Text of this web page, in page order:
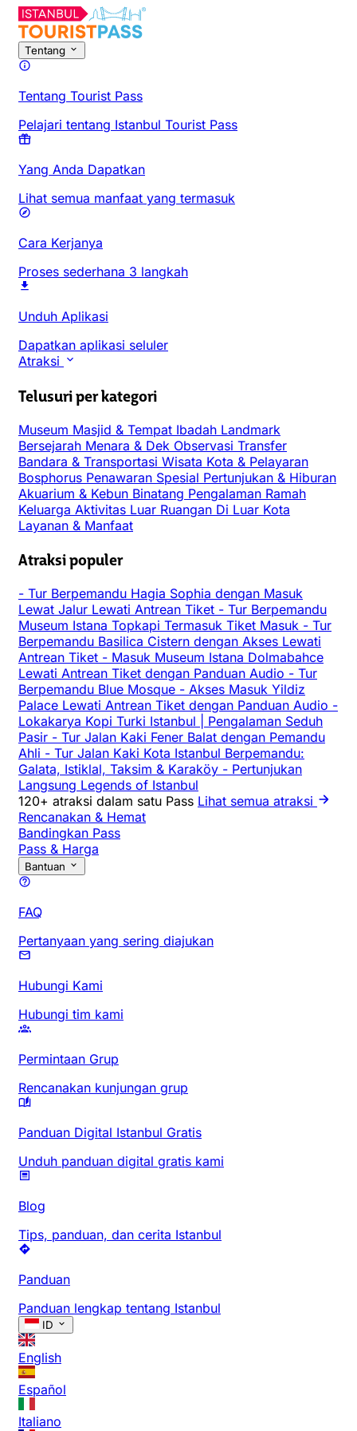
Tentang
Tentang Tourist Pass
Pelajari tentang Istanbul Tourist Pass
Yang Anda Dapatkan
Lihat semua manfaat yang termasuk
Cara Kerjanya
Proses sederhana 3 langkah
Unduh Aplikasi
Dapatkan aplikasi seluler
Atraksi
Telusuri per kategori
Museum Masjid & Tempat Ibadah Landmark
Bersejarah Menara & Dek Observasi Transfer
Bandara & Transportasi Wisata Kota & Pelayaran
Bosphorus Penawaran Spesial Pertunjukan & Hiburan
Akuarium & Kebun Binatang Pengalaman Ramah
Keluarga Aktivitas Luar Ruangan Di Luar Kota
Layanan & Manfaat
Atraksi populer
- Tur Berpemandu Hagia Sophia dengan Masuk
Lewat Jalur Lewati Antrean Tiket - Tur Berpemandu
Museum Istana Topkapi Termasuk Tiket Masuk - Tur
Berpemandu Basilica Cistern dengan Akses Lewati
Antrean Tiket - Masuk Museum Istana Dolmabahce
Lewati Antrean Tiket dengan Panduan Audio - Tur
Berpemandu Blue Mosque - Akses Masuk Yildiz
Palace Lewati Antrean Tiket dengan Panduan Audio -
Lokakarya Kopi Turki Istanbul | Pengalaman Seduh
Pasir - Tur Jalan Kaki Fener Balat dengan Pemandu
Ahli - Tur Jalan Kaki Kota Istanbul Berpemandu:
Galata, Istiklal, Taksim & Karaköy - Pertunjukan
Langsung Legends of Istanbul
120+ atraksi dalam satu Pass Lihat semua atraksi
Rencanakan & Hemat
Bandingkan Pass
Pass & Harga
Bantuan
FAQ
Pertanyaan yang sering diajukan
Hubungi Kami
Hubungi tim kami
Permintaan Grup
Rencanakan kunjungan grup
Panduan Digital Istanbul Gratis
Unduh panduan digital gratis kami
Blog
Tips, panduan, dan cerita Istanbul
Panduan
Panduan lengkap tentang Istanbul
ID
English
Español
Italiano